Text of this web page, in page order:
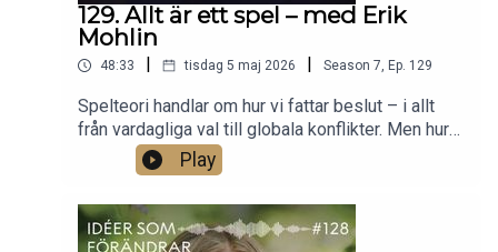
129. Allt är ett spel – med Erik
Mohlin
48:33 tisdag 5 maj 2026 Season 7, Ep. 129
Spelteori handlar om hur vi fattar beslut – i allt
från vardagliga val till globala konflikter. Men hur
väl fungerar den egentligen? Går det att räkna ut
vad som är rätt att göra? Och vad händer när
spelet är riggat så att alla förlorar?Spelteoretikern
Erik Mohlin förklarar hur matematiken kan hjälpa
oss förstå varför jämvikt uppstår – inom ekonomi,
Play